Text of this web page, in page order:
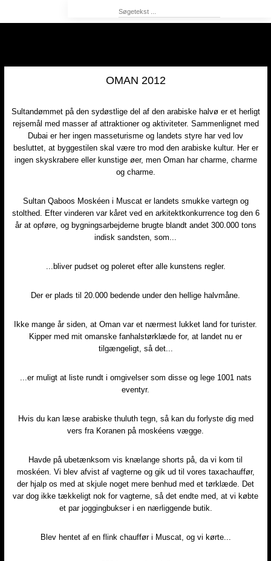
OMAN 2012
Sultandømmet på den sydøstlige del af den arabiske halvø er et herligt
rejsemål med masser af attraktioner og aktiviteter. Sammenlignet med
Dubai er her ingen masseturisme og landets styre har ved lov
besluttet, at byggestilen skal være tro mod den arabiske kultur. Her er
ingen skyskrabere eller kunstige øer, men Oman har charme, charme
og charme.
Sultan Qaboos Moskéen i Muscat er landets smukke vartegn og
stolthed. Efter vinderen var kåret ved en arkitektkonkurrence tog den 6
år at opføre, og bygningsarbejderne brugte blandt andet 300.000 tons
indisk sandsten, som...​
...bliver pudset og poleret efter alle kunstens regler.​
Der er plads til 20.000 bedende under den hellige halvmåne.​
Ikke mange år siden, at Oman var et nærmest lukket land for turister.
Kipper med mit omanske fanhalstørklæde for, at landet nu er
tilgængeligt, så det...​
...er muligt at liste rundt i omgivelser som disse og lege 1001 nats
eventyr.​
Hvis du kan læse arabiske thuluth tegn, så kan du forlyste dig med
vers fra Koranen på moskéens vægge.​
Havde på ubetænksom vis knælange shorts på, da vi kom til
moskéen. Vi blev afvist af vagterne og gik ud til vores taxachauffør,
der hjalp os med at skjule noget mere benhud med et tørklæde. Det
var dog ikke tækkeligt nok for vagterne, så det endte med, at vi købte
et par joggingbukser i en nærliggende butik.​
Blev hentet af en flink chauffør i Muscat, og vi kørte...​